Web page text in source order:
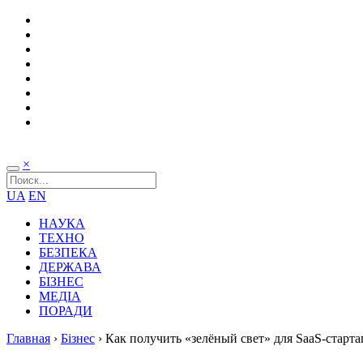
×
UA EN
НАУКА
ТЕХНО
БЕЗПЕКА
ДЕРЖАВА
БІЗНЕС
МЕДІА
ПОРАДИ
Главная › Бізнес › Как получить «зелёный свет» для SaaS-